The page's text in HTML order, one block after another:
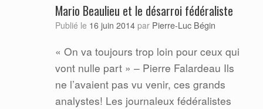
Mario Beaulieu et le désarroi fédéraliste
Publié le 16 juin 2014 par Pierre-Luc Bégin
« On va toujours trop loin pour ceux qui
vont nulle part » – Pierre Falardeau Ils
ne l’avaient pas vu venir, ces grands
analystes! Les journaleux fédéralistes